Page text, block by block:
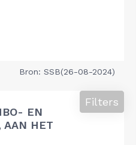
Bron: SSB(26-08-2024)
EN
AAN HET
Filters